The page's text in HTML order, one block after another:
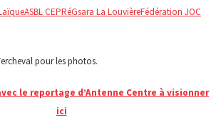
ASBL CEPRéGsara La LouvièreFédération JOC
pour les photos.
le reportage d’Antenne Centre à visionner
ici